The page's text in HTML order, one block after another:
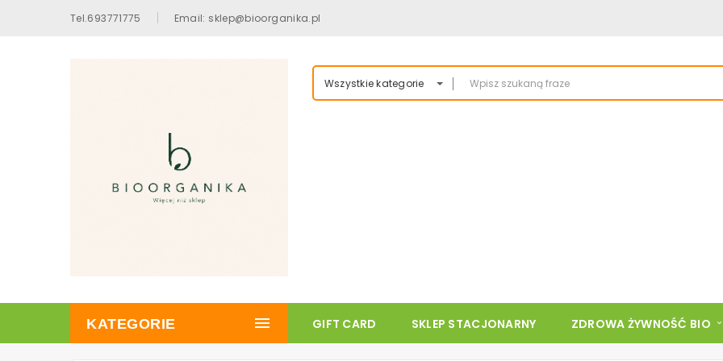
Tel.693771775 Email: sklep@bioorganika.pl
Wszystkie kategorie
KATEGORIE GIFT CARD SKLEP STACJONARNY ZDROWA ŻYWNOŚĆ BIO